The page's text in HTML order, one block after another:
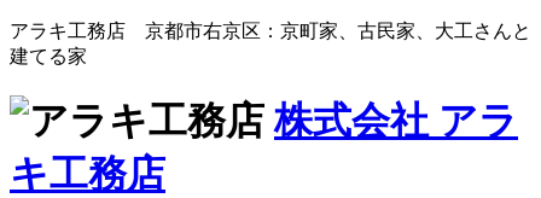
アラキ工務店 京都市右京区：京町家、古民家、大工さんと
建てる家
株式会社 アラ
キ工務店